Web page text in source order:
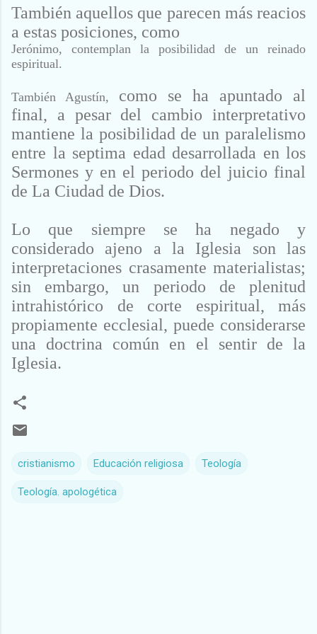
También aquellos que parecen más reacios
a estas posiciones, como
Jerónimo, contemplan la posibilidad de un reinado
espiritual.
También Agustín, como se ha apuntado al
final, a pesar del cambio interpretativo
mantiene la posibilidad de un paralelismo
entre la septima edad desarrollada en los
Sermones y en el periodo del juicio final
de La Ciudad de Dios.
Lo que siempre seha negado y
considerado ajeno a la Iglesia son las
interpretaciones crasamente materialistas;
sin embargo, un periodo de plenitud
intrahistórico de corte espiritual, más
propiamente ecclesial, puede considerarse
una doctrina común en el sentir de la
Iglesia.
cristianismo Educación religiosa Teología
Teología. apologética